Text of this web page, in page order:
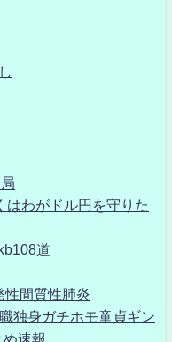
はわがドル円を守りた
道
間質性肺炎
独身ガチホモ童貞ギン
速報